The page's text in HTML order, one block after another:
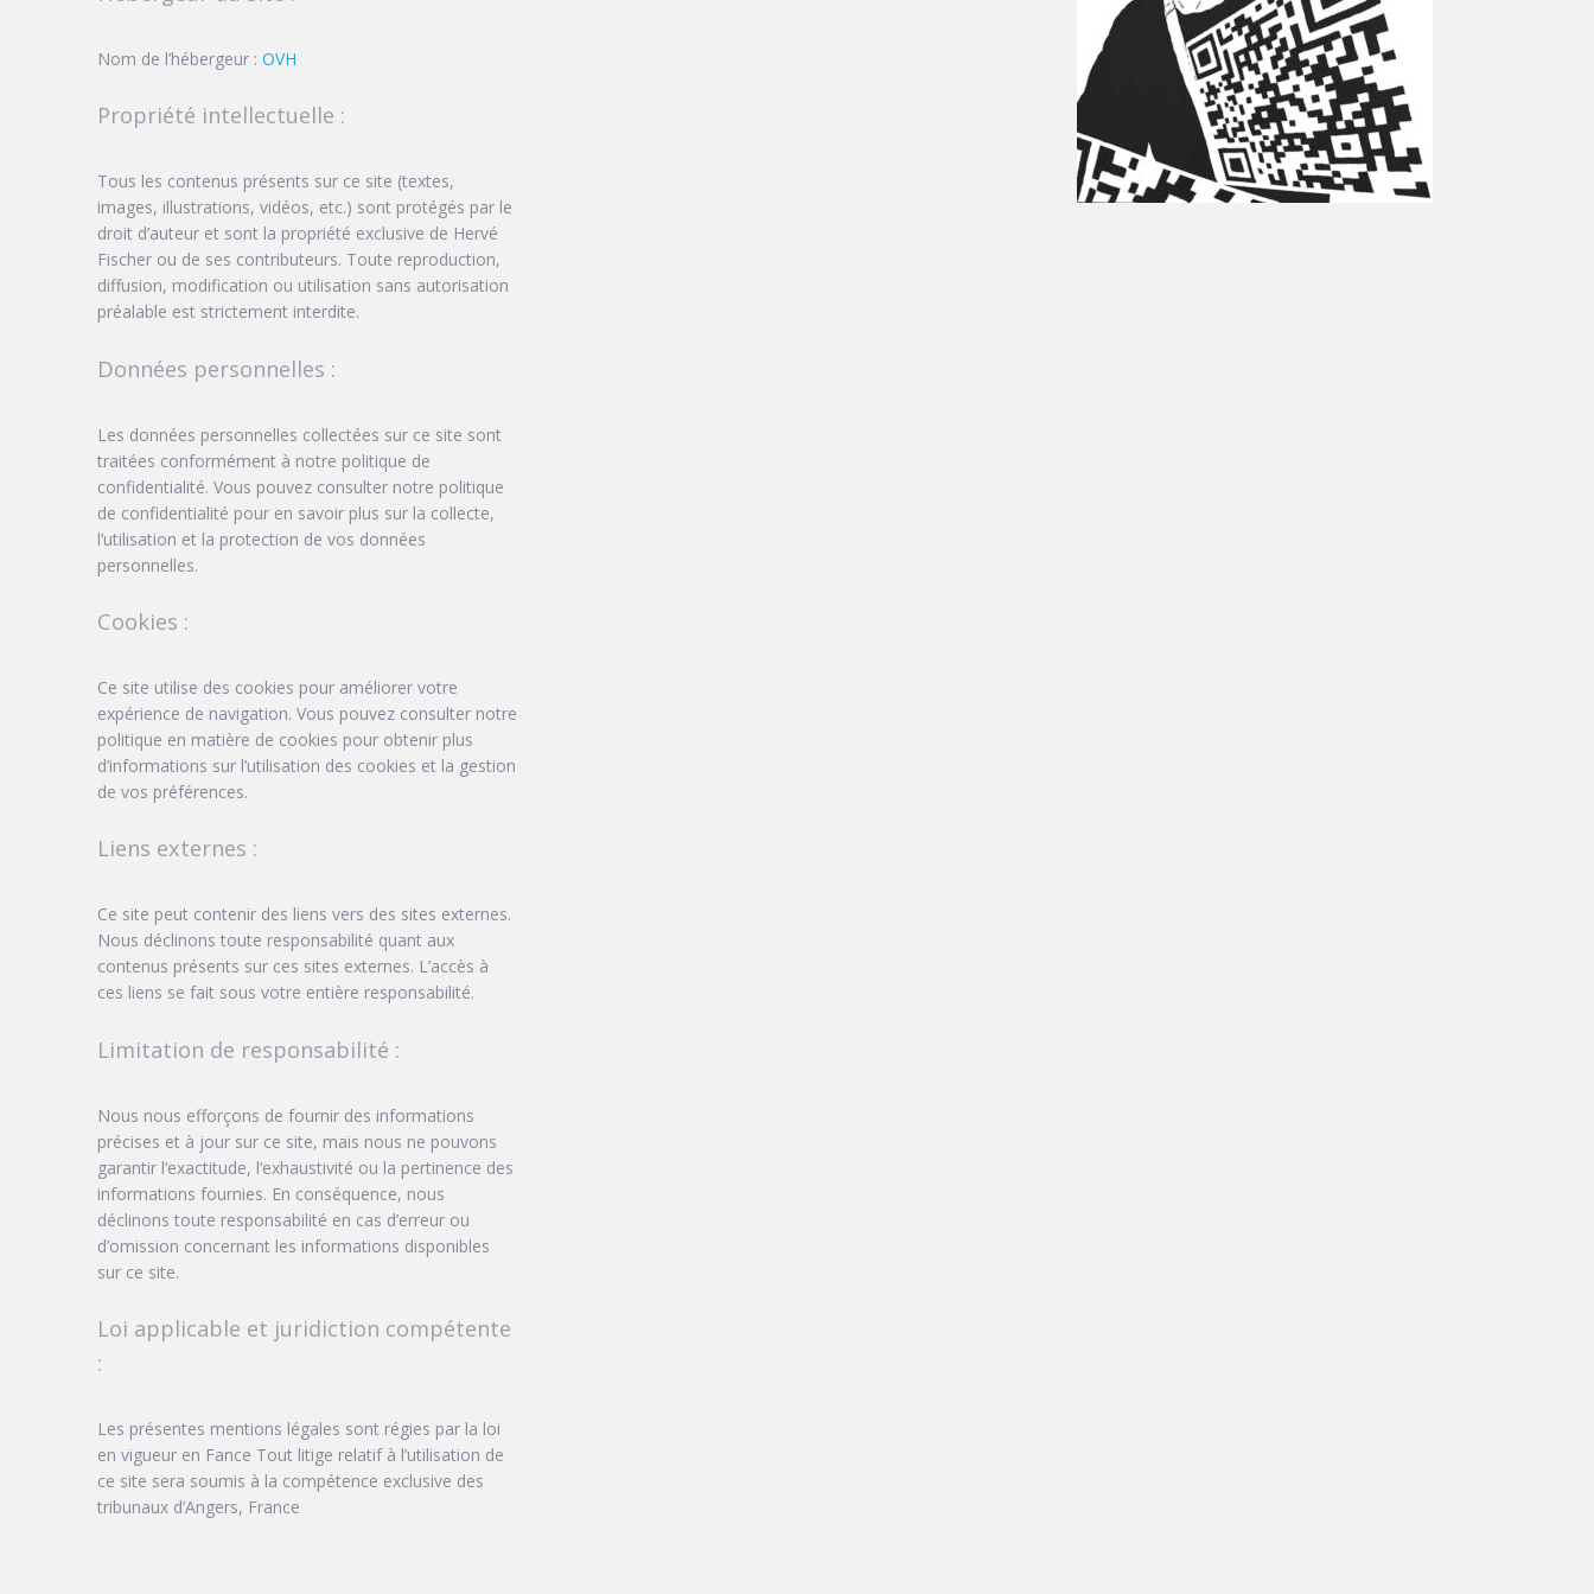
Nom de l’hébergeur : OVH
Propriété intellectuelle :
Tous les contenus présents sur ce site (textes,
images, illustrations, vidéos, etc.) sont protégés par le
droit d’auteur et sont la propriété exclusive de Hervé
Fischer ou de ses contributeurs. Toute reproduction,
diffusion, modification ou utilisation sans autorisation
préalable est strictement interdite.
Données personnelles :
Les données personnelles collectées sur ce site sont
traitées conformément à notre politique de
confidentialité. Vous pouvez consulter notre politique
de confidentialité pour en savoir plus sur la collecte,
l’utilisation et la protection de vos données
personnelles.
Cookies :
Ce site utilise des cookies pour améliorer votre
expérience de navigation. Vous pouvez consulter notre
politique en matière de cookies pour obtenir plus
d’informations sur l’utilisation des cookies et la gestion
de vos préférences.
Liens externes :
Ce site peut contenir des liens vers des sites externes.
Nous déclinons toute responsabilité quant aux
contenus présents sur ces sites externes. L’accès à
ces liens se fait sous votre entière responsabilité.
Limitation de responsabilité :
Nous nous efforçons de fournir des informations
précises et à jour sur ce site, mais nous ne pouvons
garantir l’exactitude, l’exhaustivité ou la pertinence des
informations fournies. En conséquence, nous
déclinons toute responsabilité en cas d’erreur ou
d’omission concernant les informations disponibles
sur ce site.
Loi applicable et juridiction compétente
:
Les présentes mentions légales sont régies par la loi
en vigueur en Fance Tout litige relatif à l’utilisation de
ce site sera soumis à la compétence exclusive des
tribunaux d’Angers, France